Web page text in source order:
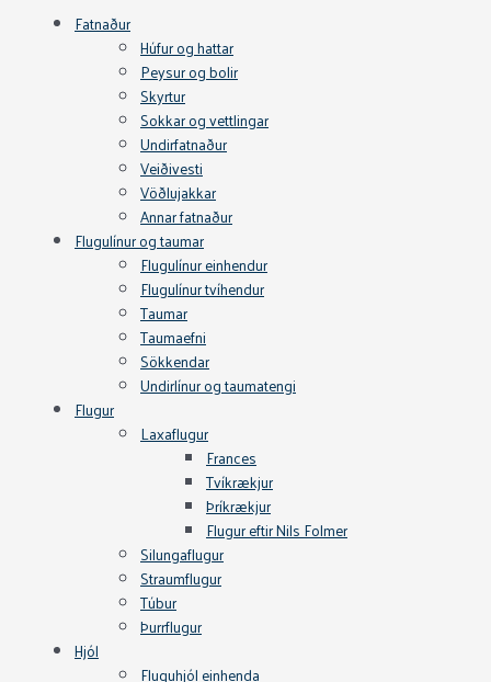
Fatnaður
Húfur og hattar
Peysur og bolir
Skyrtur
Sokkar og vettlingar
Undirfatnaður
Veiðivesti
Vöðlujakkar
Annar fatnaður
Flugulínur og taumar
Flugulínur einhendur
Flugulínur tvíhendur
Taumar
Taumaefni
Sökkendar
Undirlínur og taumatengi
Flugur
Laxaflugur
Frances
Tvíkrækjur
Þríkrækjur
Flugur eftir Nils Folmer
Silungaflugur
Straumflugur
Túbur
Þurrflugur
Hjól
Fluguhjól einhenda